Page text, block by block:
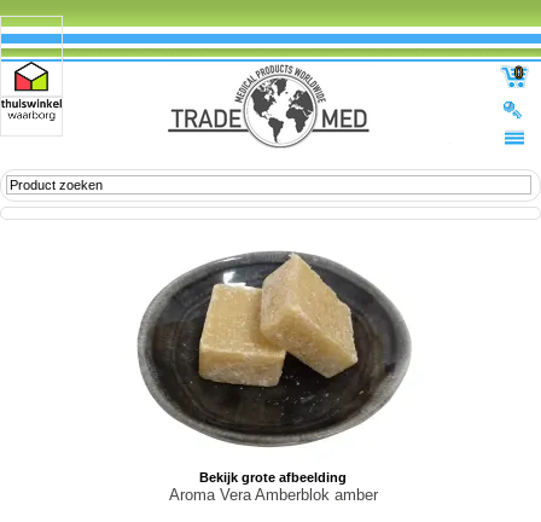
0
Bekijk grote afbeelding
Aroma Vera Amberblok amber